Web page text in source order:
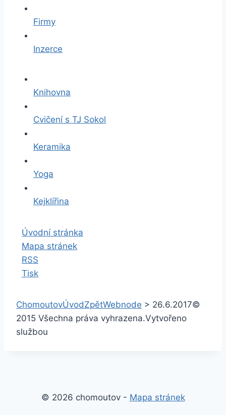
Firmy
Inzerce
Knihovna
Cvičení s TJ Sokol
Keramika
Yoga
Kejklířina
Úvodní stránka
Mapa stránek
RSS
Tisk
ChomoutovÚvodZpětWebnode > 26.6.2017©
2015 Všechna práva vyhrazena.Vytvořeno
službou
© 2026 chomoutov - Mapa stránek